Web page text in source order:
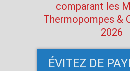
comparant les
Thermopompes &
2026
ÉVITEZ DE